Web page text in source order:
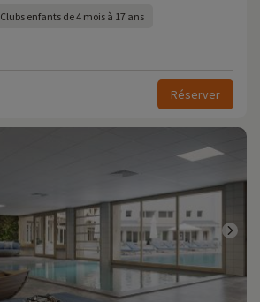
Clubs enfants de 4 mois à 17 ans
Réserver